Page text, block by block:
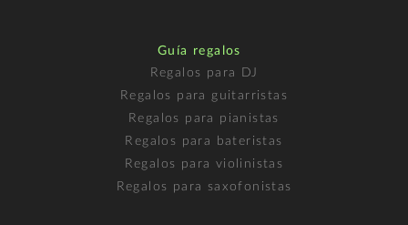
Guía regalos
Regalos para DJ
Regalos para guitarristas
Regalos para pianistas
Regalos para bateristas
Regalos para violinistas
Regalos para saxofonistas